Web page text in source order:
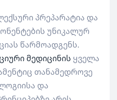
პრეპარატია და
უნიკალურ
წარმოადგენს.
მედიცინის ყველა
თანამედროვე
და